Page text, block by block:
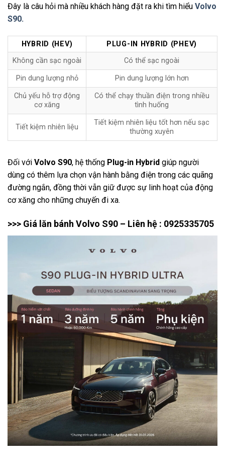
Đây là câu hỏi mà nhiều khách hàng đặt ra khi tìm hiểu Volvo
S90.
HYBRID (HEV)
PLUG-IN HYBRID (PHEV)
Không cần sạc ngoài
Có thể sạc ngoài
Pin dung lượng nhỏ Pin dung lượng lớn hơn
Chủ yếu hỗ trợ động
cơ xăng
Có thể chạy thuần điện trong nhiều
tình huống
Tiết kiệm nhiên liệu
Tiết kiệm nhiên liệu tốt hơn nếu sạc
thường xuyên
Đối với Volvo S90, hệ thống Plug-in Hybrid giúp người
dùng có thêm lựa chọn vận hành bằng điện trong các quãng
đường ngắn, đồng thời vẫn giữ được sự linh hoạt của động
cơ xăng cho những chuyến đi xa.
>>> Giá lăn bánh Volvo S90 – Liên hệ : 0925335705